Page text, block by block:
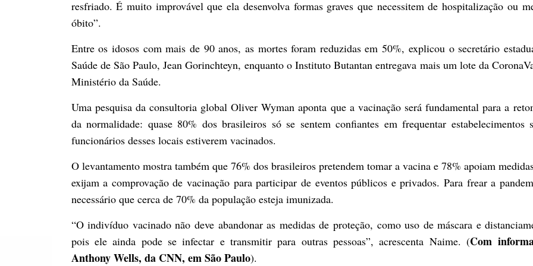
resfriado. É muito improvável que ela desenvolva formas graves que necessitem de hospitalização ou
óbito”.
Entre os idosos com mais de 90 anos, as mortes foram reduzidas em 50%, explicou o secretário
Saúde de São Paulo, Jean Gorinchteyn, enquanto o Instituto Butantan entregava mais um lote da
Ministério da Saúde.
Uma pesquisa da consultoria global Oliver Wyman aponta que a vacinação será fundamental para a
da normalidade: quase 80% dos brasileiros só se sentem confiantes em frequentar estabelecimentos
funcionários desses locais estiverem vacinados.
O levantamento mostra também que 76% dos brasileiros pretendem tomar a vacina e 78% apoiam
exijam a comprovação de vacinação para participar de eventos públicos e privados. Para frear a
necessário que cerca de 70% da população esteja imunizada.
“O indivíduo vacinado não deve abandonar as medidas de proteção, como uso de máscara e
pois ele ainda pode se infectar e transmitir para outras pessoas”, acrescenta Naime. (Com
Anthony Wells, da CNN, em São Paulo).